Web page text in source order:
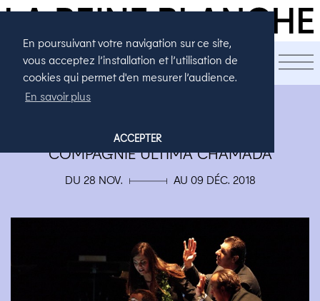
LA SAISON
En poursuivant votre navigation sur ce site,
vous acceptez l’installation et l’utilisation de
cookies qui permet d'en mesurer l’audience.
En savoir plus
ACCEPTER
D'UN RETOURNEMENT L'AUTRE
COMPAGNIE ULTIMA CHAMADA
DU 28 NOV. ▄ AU 09 DÉC. 2018